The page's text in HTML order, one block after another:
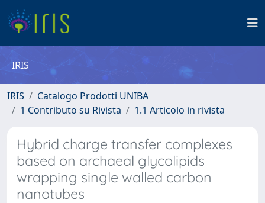
IRIS
IRIS
Catalogo Prodotti UNIBA
1 Contributo su Rivista
1.1 Articolo in rivista
Hybrid charge transfer complexes
based on archaeal glycolipids
wrapping single walled carbon
nanotubes